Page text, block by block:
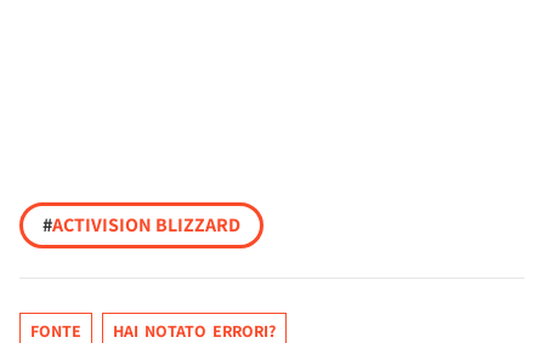
#ACTIVISION BLIZZARD
FONTE HAI NOTATO ERRORI?